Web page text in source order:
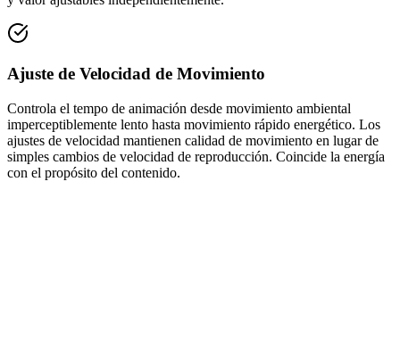
Ajuste de Velocidad de Movimiento
Controla el tempo de animación desde movimiento ambiental
imperceptiblemente lento hasta movimiento rápido energético. Los
ajustes de velocidad mantienen calidad de movimiento en lugar de
simples cambios de velocidad de reproducción. Coincide la energía
con el propósito del contenido.